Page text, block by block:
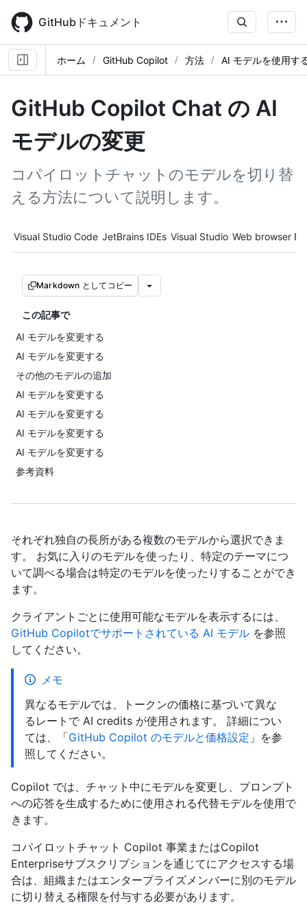
main
content
GitHubドキュメント
ホーム GitHub Copilot 方法 AI モデルを使用す
GitHub Copilot Chat の AI
モデルの変更
コパイロットチャットのモデルを切り替
える方法について説明します。
Tool navigation
Visual Studio Code JetBrains IDEs Visual Studio Web browser
Markdown としてコピー
この記事で
AI モデルを変更する
AI モデルを変更する
その他のモデルの追加
AI モデルを変更する
AI モデルを変更する
AI モデルを変更する
AI モデルを変更する
参考資料
それぞれ独自の長所がある複数のモデルから選択できま
す。 お気に入りのモデルを使ったり、特定のテーマにつ
いて調べる場合は特定のモデルを使ったりすることができ
ます。
クライアントごとに使用可能なモデルを表示するには、
GitHub Copilotでサポートされている AI モデル を参照
してください。
メモ
異なるモデルでは、トークンの価格に基づいて異な
るレートで AI credits が使用されます。 詳細につい
ては、「GitHub Copilot のモデルと価格設定 」を参
照してください。
Copilot では、チャット中にモデルを変更し、プロンプト
への応答を生成するために使用される代替モデルを使用で
きます。
コパイロットチャット Copilot 事業またはCopilot
Enterpriseサブスクリプションを通じてにアクセスする場
合は、組織またはエンタープライズメンバーに別のモデル
に切り替える権限を付与する必要があります。